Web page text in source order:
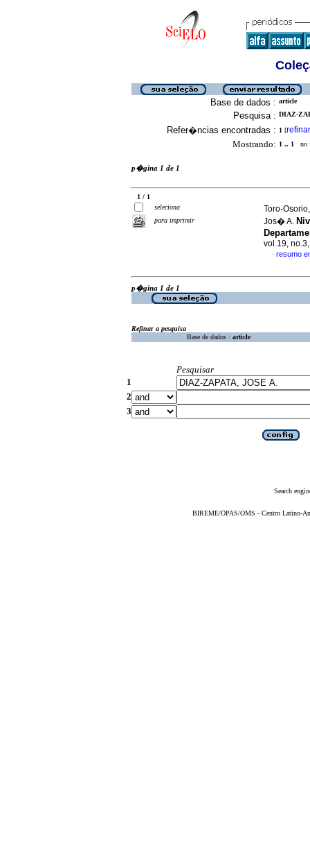
Base de dados : article
Pesquisa : DIAZ-
Refer�ncias encontradas : 1 [refinar
Mostrando: 1 .. 1 no
p�gina 1 de 1
1 / 1
seleciona
para imprimir
Toro-
Jos� A.
vol.19,
· resumo
p�gina 1 de 1
Refinar a pesquisa
Base de dados : article
Pesquisar
1
2
3
Search
BIREME/OPAS/OMS - Centro Latino-